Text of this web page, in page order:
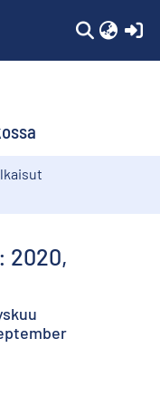
2020,